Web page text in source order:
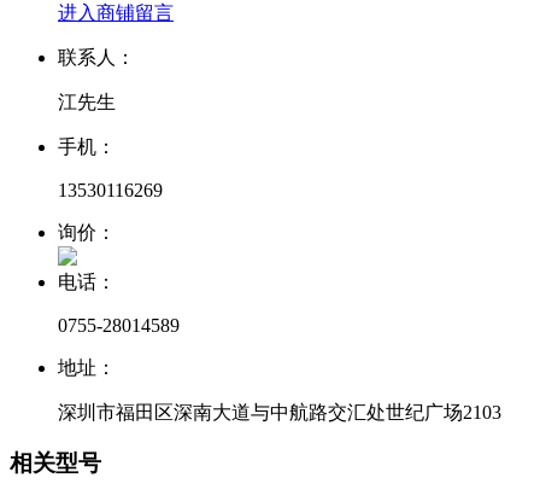
进入商铺留言
联系人：
江先生
手机：
13530116269
询价：
电话：
0755-28014589
地址：
深圳市福田区深南大道与中航路交汇处世纪广场2103
相关型号